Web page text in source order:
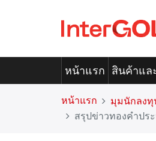
หน้าแรก สินค้าแล
หน้าแรก มุมนักลงทุ
สรุปข่าวทองคำปร